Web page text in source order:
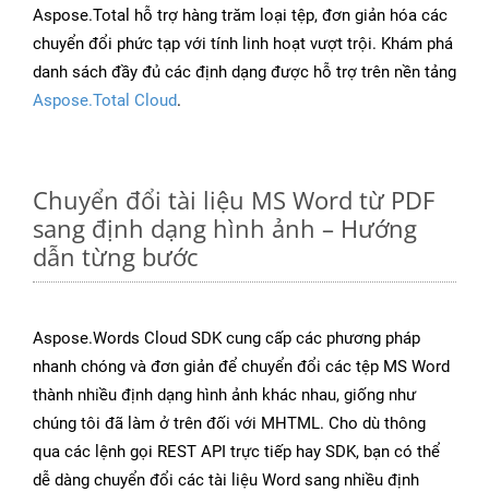
Aspose.Total hỗ trợ hàng trăm loại tệp, đơn giản hóa các
chuyển đổi phức tạp với tính linh hoạt vượt trội. Khám phá
danh sách đầy đủ các định dạng được hỗ trợ trên nền tảng
Aspose.Total Cloud.
Chuyển đổi tài liệu MS Word từ PDF
sang định dạng hình ảnh – Hướng
dẫn từng bước
Aspose.Words Cloud SDK cung cấp các phương pháp
nhanh chóng và đơn giản để chuyển đổi các tệp MS Word
thành nhiều định dạng hình ảnh khác nhau, giống như
chúng tôi đã làm ở trên đối với MHTML. Cho dù thông
qua các lệnh gọi REST API trực tiếp hay SDK, bạn có thể
dễ dàng chuyển đổi các tài liệu Word sang nhiều định